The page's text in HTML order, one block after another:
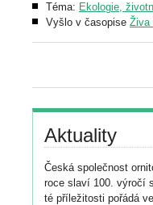
Téma: Ekologie,
Vyšlo v časopise Živa
Aktuality
Česká společnost
roce slaví 100. výročí
té příležitosti pořádá